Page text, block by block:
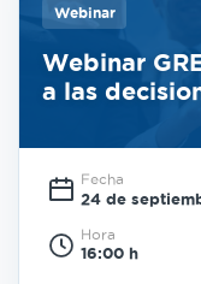
Webinar
Webinar
a las
Fecha
24 de
Hora
16:00 h